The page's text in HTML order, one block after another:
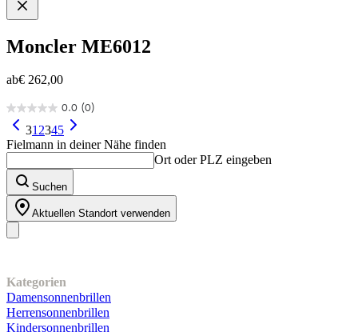
Moncler ME6012
ab€ 262,00
0.0 (0)
0.0
von
5
312345
Fielmann in deiner Nähe finden
Ort oder PLZ eingeben
Suchen
Aktuellen Standort verwenden
Kategorien
Damensonnenbrillen
Herrensonnenbrillen
Kindersonnenbrillen